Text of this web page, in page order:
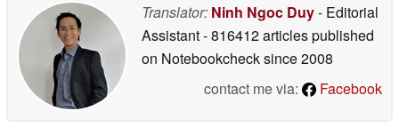
Translator: Ninh Ngoc Duy- Editorial
Assistant- 816412 articles published
on Notebookchecksince 2008
contact me via:
Facebook